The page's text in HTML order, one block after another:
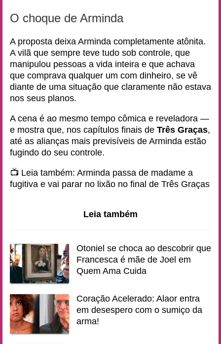
O choque de Arminda
A proposta deixa Arminda completamente atônita.
A vilã que sempre teve tudo sob controle, que
manipulou pessoas a vida inteira e que achava
que comprava qualquer um com dinheiro, se vê
diante de uma situação que claramente não estava
nos seus planos.
A cena é ao mesmo tempo cômica e reveladora —
e mostra que, nos capítulos finais de Três Graças,
até as alianças mais previsíveis de Arminda estão
fugindo do seu controle.
📺 Leia também: Arminda passa de madame a
fugitiva e vai parar no lixão no final de Três Graças
Leia também
Otoniel se choca ao descobrir que
Francesca é mãe de Joel em
Quem Ama Cuida
Coração Acelerado: Alaor entra
em desespero com o sumiço da
arma!